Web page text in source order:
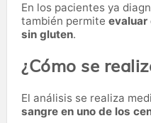
En los pacientes ya
también permite evaluar
sin gluten.
¿Cómo se
El análisis se realiza
sangre en uno de los